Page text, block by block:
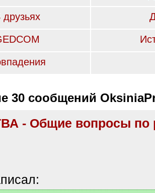
друзьях
30 сообщений
- Общие вопросы по